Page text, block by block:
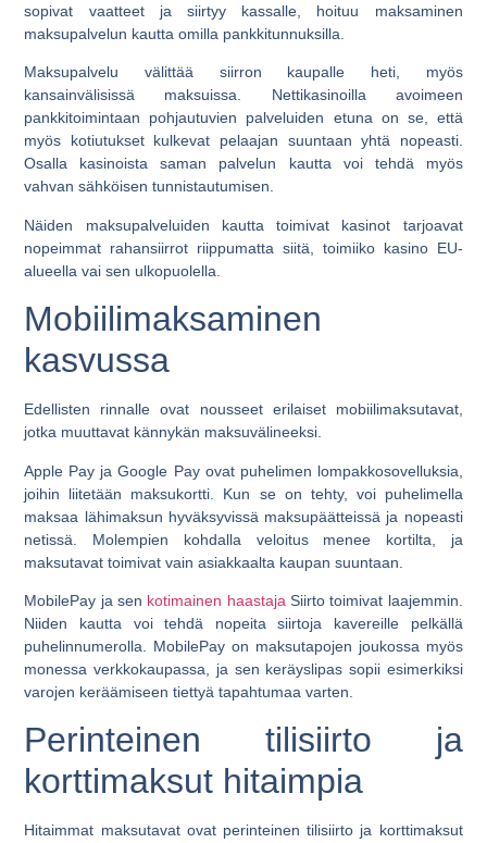
sopivat vaatteet ja siirtyy kassalle, hoituu maksaminen
maksupalvelun kautta omilla pankkitunnuksilla.
Maksupalvelu välittää siirron kaupalle heti, myös
kansainvälisissä maksuissa. Nettikasinoilla avoimeen
pankkitoimintaan pohjautuvien palveluiden etuna on se, että
myös kotiutukset kulkevat pelaajan suuntaan yhtä nopeasti.
Osalla kasinoista saman palvelun kautta voi tehdä myös
vahvan sähköisen tunnistautumisen.
Näiden maksupalveluiden kautta toimivat kasinot tarjoavat
nopeimmat rahansiirrot riippumatta siitä, toimiiko kasino EU-
alueella vai sen ulkopuolella.
Mobiilimaksaminen
kasvussa
Edellisten rinnalle ovat nousseet erilaiset mobiilimaksutavat,
jotka muuttavat kännykän maksuvälineeksi.
Apple Pay ja Google Pay ovat puhelimen lompakkosovelluksia,
joihin liitetään maksukortti. Kun se on tehty, voi puhelimella
maksaa lähimaksun hyväksyvissä maksupäätteissä ja nopeasti
netissä. Molempien kohdalla veloitus menee kortilta, ja
maksutavat toimivat vain asiakkaalta kaupan suuntaan.
MobilePay ja sen kotimainen haastaja Siirto toimivat laajemmin.
Niiden kautta voi tehdä nopeita siirtoja kavereille pelkällä
puhelinnumerolla. MobilePay on maksutapojen joukossa myös
monessa verkkokaupassa, ja sen keräyslipas sopii esimerkiksi
varojen keräämiseen tiettyä tapahtumaa varten.
Perinteinen tilisiirto ja
korttimaksut hitaimpia
Hitaimmat maksutavat ovat perinteinen tilisiirto ja korttimaksut